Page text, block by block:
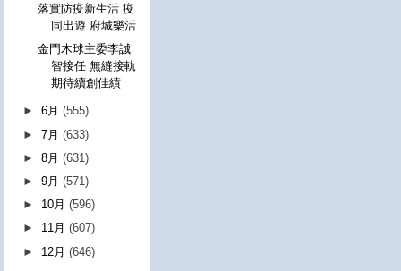
落實防疫新生活 疫
同出遊 府城樂活
金門木球主委李誠
智接任 無縫接軌
期待續創佳績
►6月(555)
►7月(633)
►8月(631)
►9月(571)
► 10月(596)
► 11月(607)
► 12月(646)